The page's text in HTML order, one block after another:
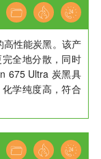
性能炭黑。该产
全地分散，同时
675 Ultra 炭黑具
学纯度高，符合